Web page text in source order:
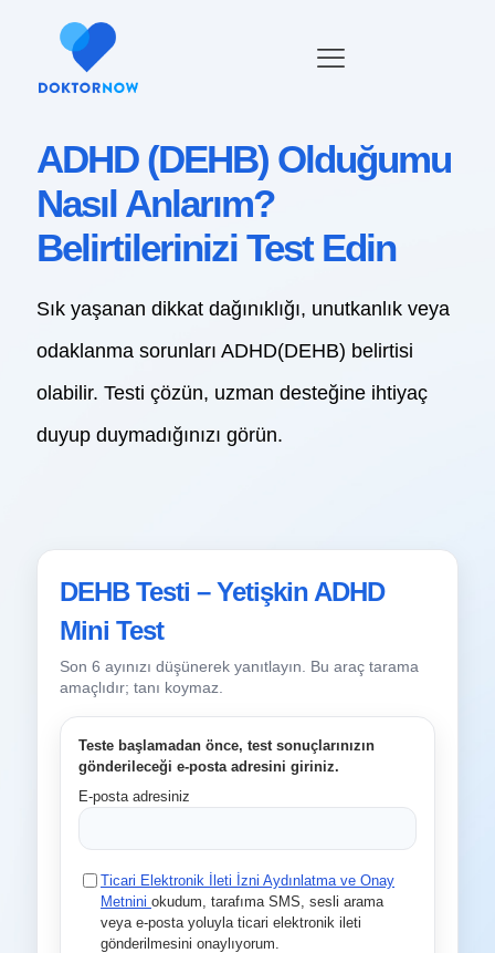
ADHD (DEHB) Olduğumu
Nasıl Anlarım?
Belirtilerinizi Test Edin
Sık yaşanan dikkat dağınıklığı, unutkanlık veya
odaklanma sorunları ADHD(DEHB) belirtisi
olabilir. Testi çözün, uzman desteğine ihtiyaç
duyup duymadığınızı görün.
DEHB Testi – Yetişkin ADHD
Mini Test
Son 6 ayınızı düşünerek yanıtlayın. Bu araç tarama
amaçlıdır; tanı koymaz.
Teste başlamadan önce, test sonuçlarınızın
gönderileceği e-posta adresini giriniz.
E-posta adresiniz
Ticari Elektronik İleti İzni Aydınlatma ve Onay
Metnini okudum, tarafıma SMS, sesli arama
veya e-posta yoluyla ticari elektronik ileti
gönderilmesini onaylıyorum.